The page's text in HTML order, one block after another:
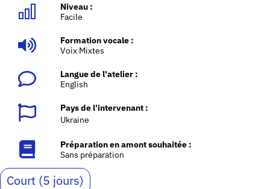
Niveau :
Facile
Formation vocale :
Voix Mixtes
Langue de l'atelier :
English
Pays de l'intervenant :
Ukraine
Préparation en amont souhaitée :
Sans préparation
Court (5 jours)